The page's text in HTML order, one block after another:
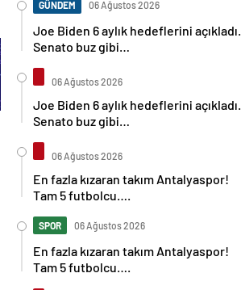
GÜNDEM 06 Ağustos 2026
Joe Biden 6 aylık hedeflerini açıkladı.
Senato buz gibi…
06 Ağustos 2026
Joe Biden 6 aylık hedeflerini açıkladı.
Senato buz gibi…
06 Ağustos 2026
En fazla kızaran takım Antalyaspor!
Tam 5 futbolcu….
SPOR 06 Ağustos 2026
En fazla kızaran takım Antalyaspor!
Tam 5 futbolcu….